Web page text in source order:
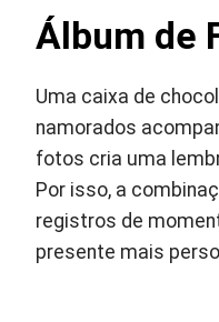
Álbum de
Uma caixa de
namorados
fotos cria uma
Por isso, a
registros de
presente mais